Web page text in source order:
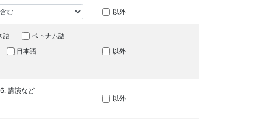
以外
語
ベトナム語
日本語
以外
講演など
以外